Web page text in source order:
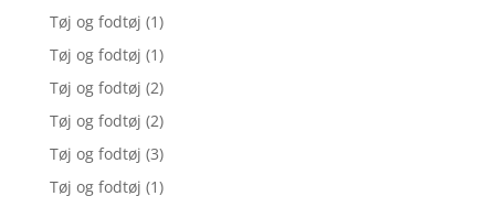
Tøj og fodtøj (1)
Tøj og fodtøj (1)
Tøj og fodtøj (2)
Tøj og fodtøj (2)
Tøj og fodtøj (3)
Tøj og fodtøj (1)